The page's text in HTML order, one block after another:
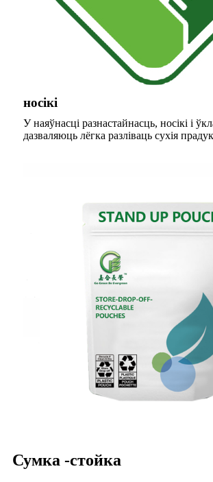
носікі
У наяўнасці разнастайнасць, носікі і
дазваляюць лёгка разліваць сухія
Сумка -стойка